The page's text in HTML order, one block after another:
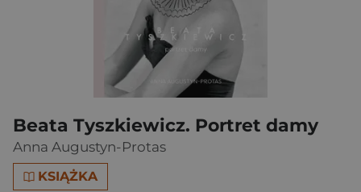
Beata Tyszkiewicz. Portret damy
Anna Augustyn-Protas
KSIĄŻKA